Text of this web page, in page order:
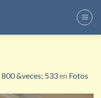
800 &veces; 533en Fotos